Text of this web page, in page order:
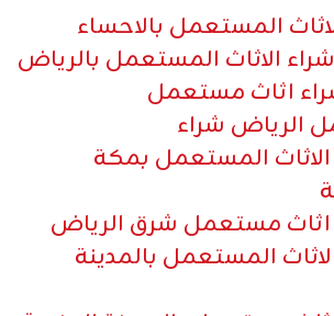
المستعمل بالاحساء
الاثاث المستعمل بالرياض
اثاث مستعمل
الرياض شراء
المستعمل بمكة
اثاث مستعمل شرق الرياض
المستعمل بالمدينة